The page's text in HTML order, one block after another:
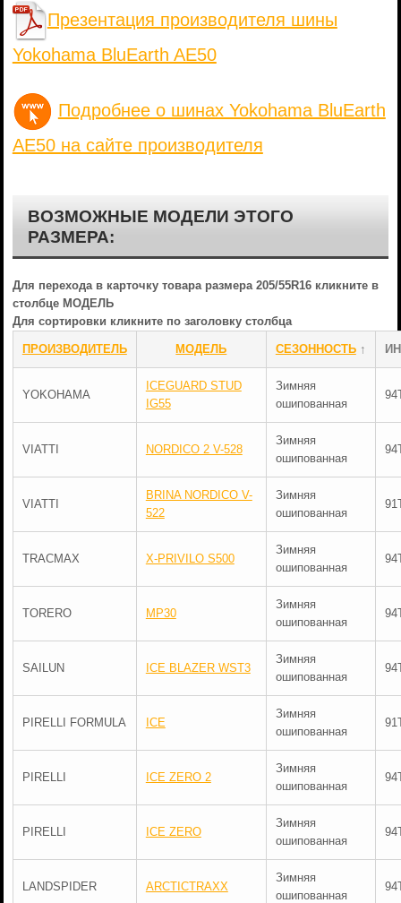
Презентация производителя шины
Yokohama BluEarth AE50
Подробнее о шинах Yokohama BluEarth
AE50 на сайте производителя
ВОЗМОЖНЫЕ МОДЕЛИ ЭТОГО
РАЗМЕРА:
Для перехода в карточку товара размера 205/55R16 кликните в
столбце МОДЕЛЬ
Для сортировки кликните по заголовку столбца
ПРОИЗВОДИТЕЛЬ МОДЕЛЬ СЕЗОННОСТЬ↑
YOKOHAMA
ICEGUARD STUD
IG55
Зимняя
ошипованная
VIATTI NORDICO 2 V-528
Зимняя
ошипованная
VIATTI
BRINA NORDICO V-
522
Зимняя
ошипованная
TRACMAX X-PRIVILO S500
Зимняя
ошипованная
TORERO MP30
Зимняя
ошипованная
SAILUN ICE BLAZER WST3
Зимняя
ошипованная
PIRELLI FORMULA ICE
Зимняя
ошипованная
PIRELLI ICE ZERO 2
Зимняя
ошипованная
PIRELLI ICE ZERO
Зимняя
ошипованная
LANDSPIDER ARCTICTRAXX
Зимняя
ошипованная